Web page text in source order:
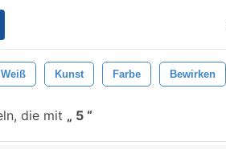
Weiß Kunst Farbe Bewirken
die mit 5